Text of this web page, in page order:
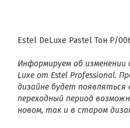
Estel DeLuxe Pastel Тон P/
Информируем об изменении
Luxe от Estel Professional.
дизайне будет появляться
переходный период
новом, так и в старом